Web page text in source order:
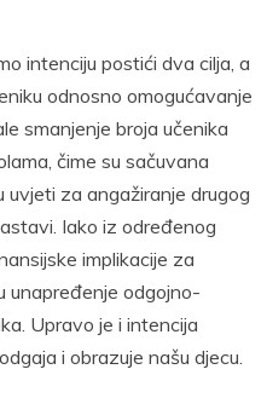
intenciju postići dva cilja, a
odnosno omogućavanje
smanjenje broja učenika
čime su sačuvana
za angažiranje drugog
Iako iz određenog
implikacije za
unapređenje odgojno-
Upravo je i intencija
i obrazuje našu djecu.